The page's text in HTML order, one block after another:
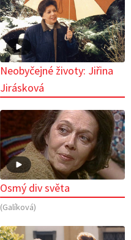
Neobyčejné životy: Jiřina
Jirásková
Osmý div světa
(Galíková)